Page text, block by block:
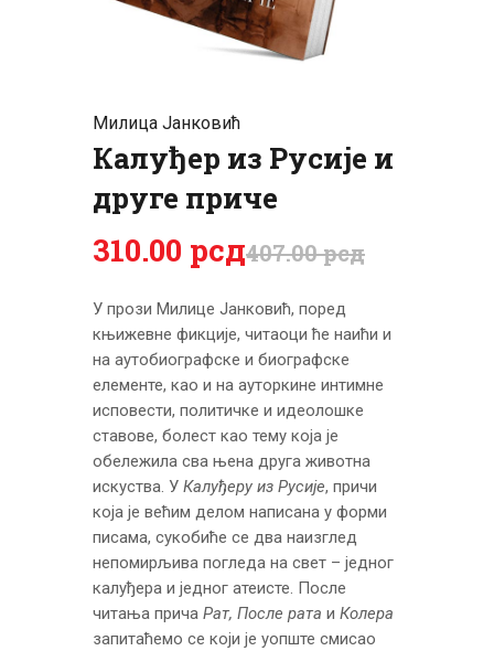
ЦЕНОВНИК
Милица Јанковић
Калуђeр из Русије и
друге приче
407.00рсд
310.00 рсд
У прози Милице Јанковић, поред
књижевне фикције, читаоци ће наићи и
на аутобиографске и биографске
елементе, као и на ауторкине интимне
исповести, политичке и идеолошке
ставове, болест као тему која је
обележила сва њена друга животна
искуства. У Калуђеру из Русије, причи
која је већим делом написана у форми
писама, сукобиће се два наизглед
непомирљива погледа на свет – једног
калуђера и једног атеисте. После
читања прича Рат, После рата и Колера
запитаћемо се који је уопште смисао